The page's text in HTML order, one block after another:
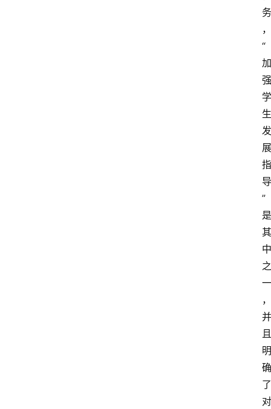
务
，
“
加
强
学
生
发
展
指
导
”
是
其
中
之
一
，
并
且
明
确
了
对